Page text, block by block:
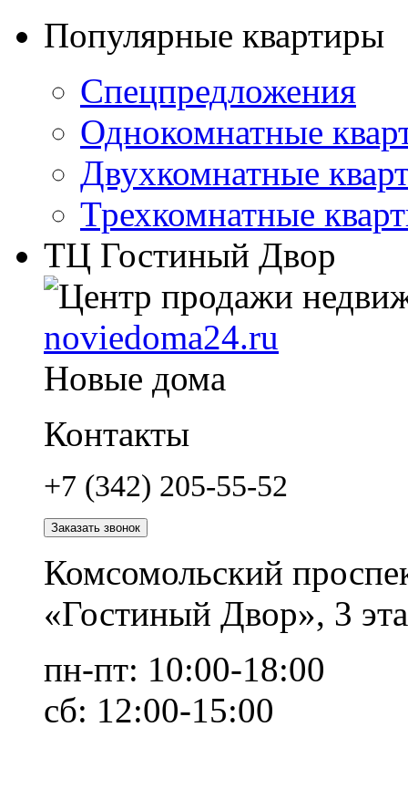
Популярные квартиры
Спецпредложения
Однокомнатные
Двухкомнатные
Трехкомнатные
ТЦ Гостиный Двор
noviedoma24.ru
Новые дома
Контакты
+7 (342) 205-55-52
Заказать звонок
Комсомольский
«Гостиный Двор», 3
пн-пт: 10:00-18:00
сб: 12:00-15:00